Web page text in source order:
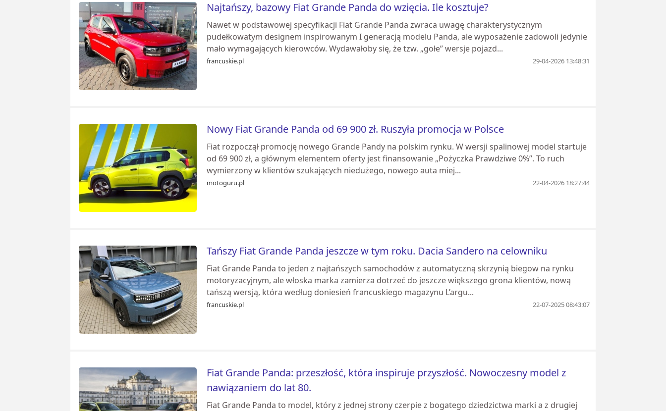
Najtańszy, bazowy Fiat Grande Panda do wzięcia. Ile kosztuje?
Nawet w podstawowej specyfikacji Fiat Grande Panda zwraca uwagę charakterystycznym
pudełkowatym designem inspirowanym I generacją modelu Panda, ale wyposażenie zadowoli jedynie
mało wymagających kierowców. Wydawałoby się, że tzw. „gołe” wersje pojazd...
francuskie.pl 29-04-2026 13:48:31
Nowy Fiat Grande Panda od 69 900 zł. Ruszyła promocja w Polsce
Fiat rozpoczął promocję nowego Grande Pandy na polskim rynku. W wersji spalinowej model startuje
od 69 900 zł, a głównym elementem oferty jest finansowanie „Pożyczka Prawdziwe 0%”. To ruch
wymierzony w klientów szukających niedużego, nowego auta miej...
motoguru.pl 22-04-2026 18:27:44
Tańszy Fiat Grande Panda jeszcze w tym roku. Dacia Sandero na celowniku
Fiat Grande Panda to jeden z najtańszych samochodów z automatyczną skrzynią biegow na rynku
motoryzacyjnym, ale włoska marka zamierza dotrzeć do jeszcze większego grona klientów, nową
tańszą wersją, która według doniesień francuskiego magazynu L’argu...
francuskie.pl 22-07-2025 08:43:07
Fiat Grande Panda: przeszłość, która inspiruje przyszłość. Nowoczesny model z
nawiązaniem do lat 80.
Fiat Grande Panda to model, który z jednej strony czerpie z bogatego dziedzictwa marki a z drugiej